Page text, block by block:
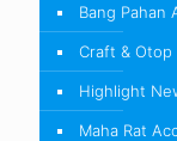
Bang Pahan
Craft & Otop
Highlight
Maha Rat